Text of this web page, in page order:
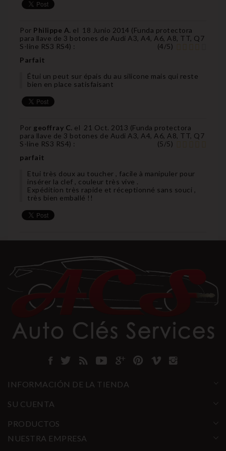
Por Philippe A. el 18 Junio 2014 (Funda protectora
para llave de 3 botones de Audi A3, A4, A6, A8, TT, Q7
S-line RS3 RS4) : (4/5)
Parfait
Étui un peut sur épais du au silicone mais qui reste
bien en place satisfaisant
Por geoffray C. el 21 Oct. 2013 (Funda protectora
para llave de 3 botones de Audi A3, A4, A6, A8, TT, Q7
S-line RS3 RS4) : (5/5)
parfait
Etui très doux au toucher , facile à manipuler pour
insérer la clef , couleur très vive .
Expédition très rapide et réceptionné sans souci ,
très bien emballé !!
INFORMACIÓN DE LA TIENDA
SU CUENTA
PRODUCTOS
NUESTRA EMPRESA